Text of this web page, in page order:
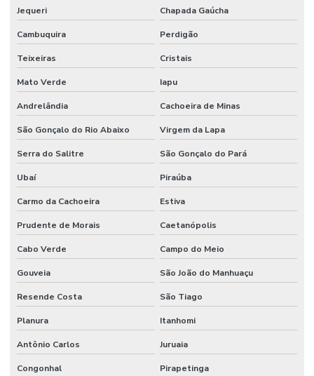
Jequeri Chapada Gaúcha
Cambuquira Perdigão
Teixeiras Cristais
Mato Verde Iapu
Andrelândia Cachoeira de Minas
São Gonçalo do Rio Abaixo Virgem da Lapa
Serra do Salitre São Gonçalo do Pará
Ubaí Piraúba
Carmo da Cachoeira Estiva
Prudente de Morais Caetanópolis
Cabo Verde Campo do Meio
Gouveia São João do Manhuaçu
Resende Costa São Tiago
Planura Itanhomi
Antônio Carlos Juruaia
Congonhal Pirapetinga